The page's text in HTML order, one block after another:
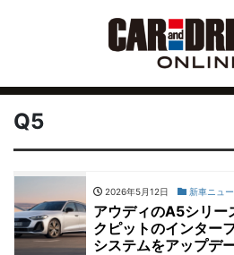
Q5
2026年5月12日 新車ニュー
アウディのA5シリー
クピットのインター
システムをアップデ